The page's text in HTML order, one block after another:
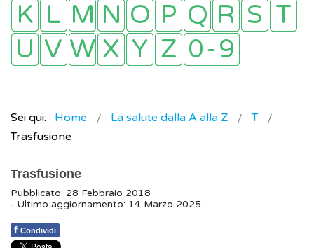
Sei qui: Home La salute dalla A alla Z
T
Trasfusione
Trasfusione
Pubblicato: 28 Febbraio 2018
- Ultimo aggiornamento: 14 Marzo 2025
f Condividi